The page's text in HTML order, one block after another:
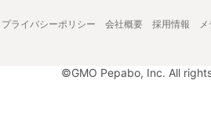
プライバシーポリシー 会社概要 採用情報
©GMO Pepabo, Inc. All